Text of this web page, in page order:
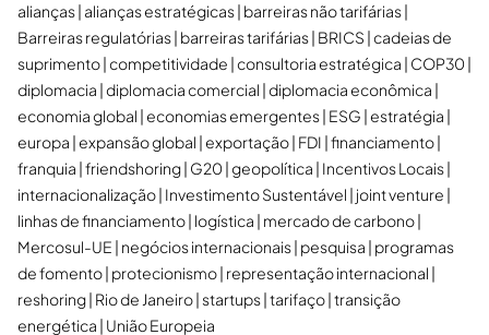
alianças alianças estratégicas barreiras não tarifárias
Barreiras regulatórias barreiras tarifárias BRICS cadeias de
suprimento competitividade consultoria estratégica COP30
diplomacia diplomacia comercial diplomacia econômica
economia global economias emergentes ESG estratégia
europa expansão global exportação FDI financiamento
franquia friendshoring G20 geopolítica Incentivos Locais
internacionalização Investimento Sustentável joint venture
linhas de financiamento logística mercado de carbono
Mercosul-UE negócios internacionais pesquisa programas
de fomento protecionismo representação internacional
reshoring Rio de Janeiro startups tarifaço transição
energética União Europeia